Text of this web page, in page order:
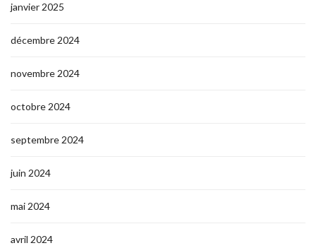
janvier 2025
décembre 2024
novembre 2024
octobre 2024
septembre 2024
juin 2024
mai 2024
avril 2024